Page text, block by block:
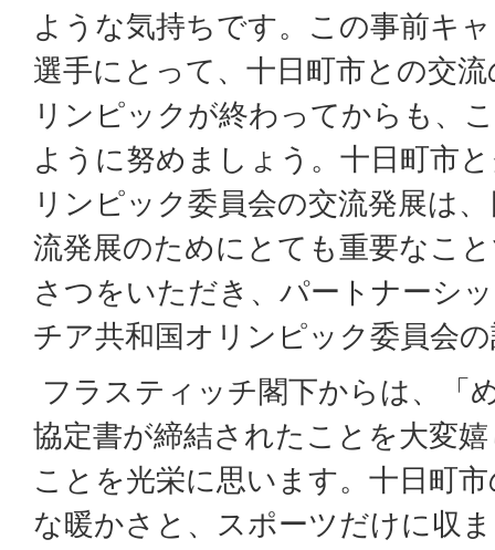
ような気持ちです。この事前キ
選手にとって、十日町市との交
リンピックが終わってからも、
ように努めましょう。十日町市
リンピック委員会の交流発展は
流発展のためにとても重要なこ
さつをいただき、パートナーシ
チア共和国オリンピック委員会
フラスティッチ閣下からは、「
協定書が締結されたことを大変
ことを光栄に思います。十日町
な暖かさと、スポーツだけに収